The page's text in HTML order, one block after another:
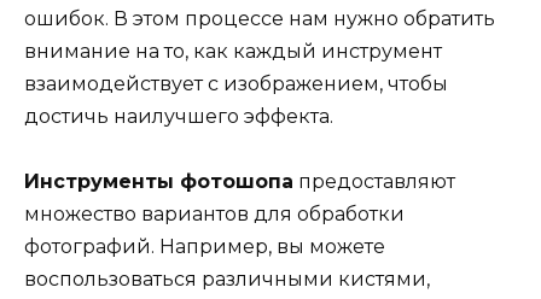
ошибок. В этом процессе нам нужно обратить
внимание на то, как каждый инструмент
взаимодействует с изображением, чтобы
достичь наилучшего эффекта.
Инструменты фотошопа предоставляют
множество вариантов для обработки
фотографий. Например, вы можете
воспользоваться различными кистями,